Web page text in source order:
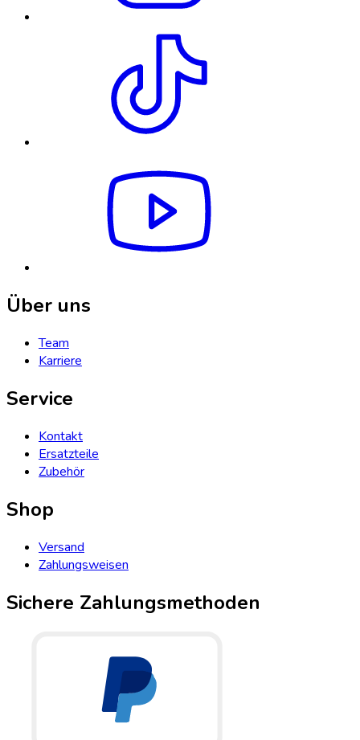
Über uns
Team
Karriere
Service
Kontakt
Ersatzteile
Zubehör
Shop
Versand
Zahlungsweisen
Sichere Zahlungsmethoden